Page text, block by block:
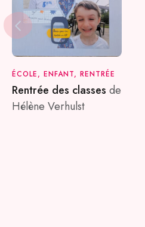
ÉCOLE, ENFANT, RENTRÉE
Rentrée des classes de
Hélène Verhulst